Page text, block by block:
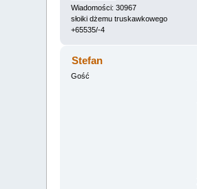
Wiadomości: 30967
słoiki dżemu truskawkowego
+65535/-4
Stefan
Gość